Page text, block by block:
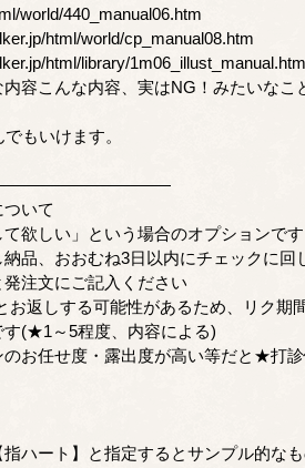
world/440_manual06.htm
html/world/cp_manual08.htm
html/library/1m06_illust_manual.htm
容こんな内容、実はNG！みたいなこ
もいけます。
ついて
て欲しい」という場合のオプションです
品、おおむね3日以内にチェックに回
発注文にご記入ください
お返しする可能性があるため、リク期
(★1～5程度、内容による)
お任せ度・露出度が高い等だと★打
ハート】と指定するとサンプル的な